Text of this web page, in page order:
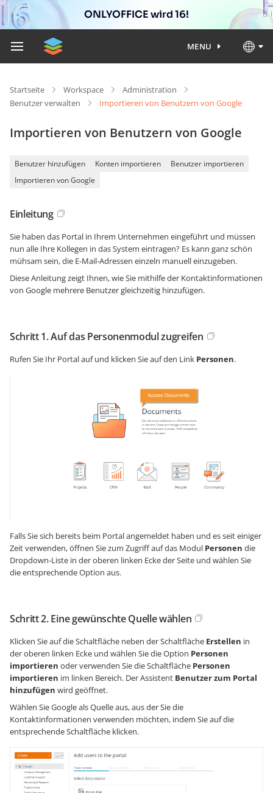
ONLYOFFICE wird 16!
MENU
Startseite Workspace
Administration
Benutzer verwalten
Importieren von Benutzern von Google
Importieren von Benutzern von Google
Benutzer hinzufügen Konten importieren
Benutzer importieren
Importieren von Google
Einleitung
Sie haben das Portal in Ihrem Unternehmen eingeführt und müssen
nun alle Ihre Kollegen in das System eintragen? Es kann ganz schön
mühsam sein, die E-Mail-Adressen einzeln manuell einzugeben.
Diese Anleitung zeigt Ihnen, wie Sie mithilfe der Kontaktinformationen
von Google mehrere Benutzer gleichzeitig hinzufügen.
Schritt 1. Auf das Personenmodul zugreifen
Rufen Sie Ihr Portal auf und klicken Sie auf den Link Personen.
Falls Sie sich bereits beim Portal angemeldet haben und es seit einiger
Zeit verwenden, öffnen Sie zum Zugriff auf das Modul Personen die
Dropdown-Liste in der oberen linken Ecke der Seite und wählen Sie
die entsprechende Option aus.
Schritt 2. Eine gewünschte Quelle wählen
Klicken Sie auf die Schaltfläche neben der Schaltfläche Erstellen in
der oberen linken Ecke und wählen Sie die Option Personen
importieren oder verwenden Sie die Schaltfläche Personen
importieren im linken Bereich. Der Assistent Benutzer zum Portal
hinzufügen wird geöffnet.
Wählen Sie Google als Quelle aus, aus der Sie die
Kontaktinformationen verwenden möchten, indem Sie auf die
entsprechende Schaltfläche klicken.